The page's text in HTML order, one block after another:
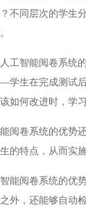
不同层次的学生
智能阅卷系统的
生在完成测试
如何改进时，学
卷系统的优势还
的特点，从而实
阅卷系统的优势
外，还能够自动